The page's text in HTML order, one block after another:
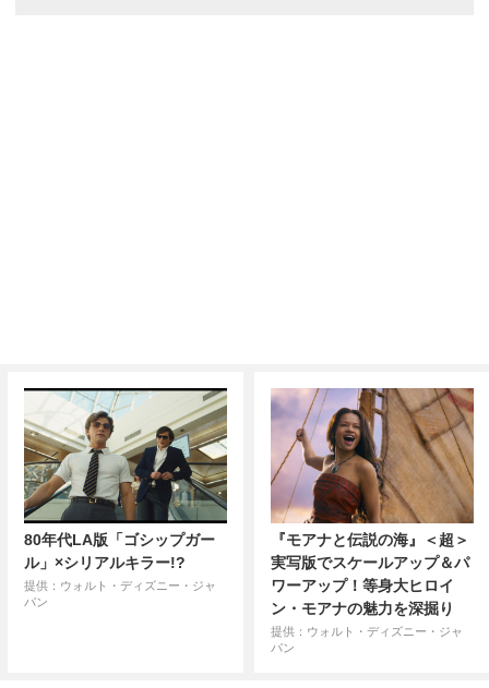
80年代LA版「ゴシップガー
ル」×シリアルキラー!?
提供：ウォルト・ディズニー・ジャ
パン
『モアナと伝説の海』＜超＞
実写版でスケールアップ＆パ
ワーアップ！等身大ヒロイ
ン・モアナの魅力を深掘り
提供：ウォルト・ディズニー・ジャ
パン